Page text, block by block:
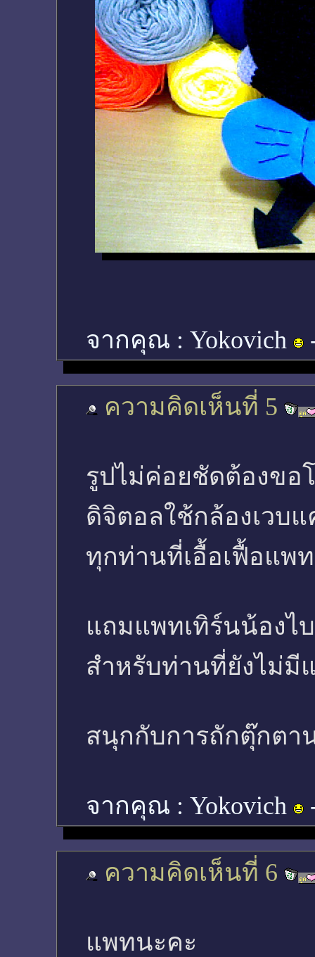
จากคุณ : Yokovich
ความคิดเห็นที่ 5
รูปไม่ค่อยชัดต้องขอ
ดิจิตอลใช้กล้องเวบ
ทุกท่านที่เอื้อเฟื้อแพ
แถมแพทเทิร์นน้องไ
สำหรับท่านที่ยังไม่มี
สนุกกับการถักตุ๊กตา
จากคุณ : Yokovich
ความคิดเห็นที่ 6
แพทนะคะ